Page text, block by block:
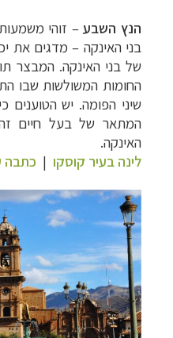
הנץ השבע – זוהי
בני האינקה –מדגים את
של בני האינקה. המבצר
החומות המשולשות שבו
שיני הפומה. יש הטוענים
המתאר של בעל חיים
האינקה.
לינה בעיר קוסקו | כתבה